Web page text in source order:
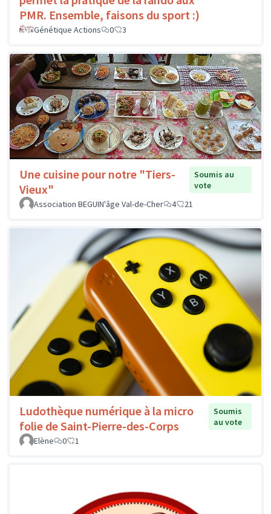
PMR. Ensemble, faisons du sport :)
Génétique Actions 0 3
Une cuisine pour notre "Tiers-
Vieux"
Soumis au
vote
Association BEGUIN'âge Val-de-Cher
4 21
Ludothèque numérique à la micro
folie de Saint-Pierre-des-Corps
Soumis
au vote
Elène
0 1